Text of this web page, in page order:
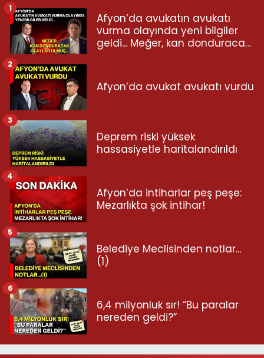
Afyon’da avukatın avukatı
vurma olayında yeni bilgiler
geldi... Meğer, kan donduracak
1
Afyon’da avukat avukatı vurdu
2
Deprem riski yüksek
hassasiyetle haritalandırıldı
3
Afyon’da intiharlar peş peşe:
Mezarlıkta şok intihar!
4
Belediye Meclisinden notlar...
(1)
5
6,4 milyonluk sır! “Bu paralar
nereden geldi?”
6